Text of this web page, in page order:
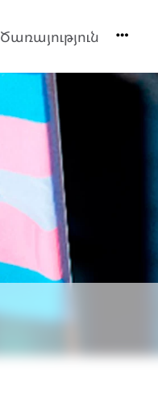
Ծառայություն